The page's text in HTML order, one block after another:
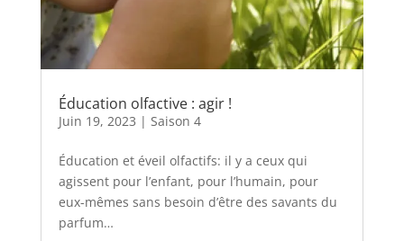
Éducation olfactive : agir !
Juin 19, 2023 | Saison 4
Éducation et éveil olfactifs: il y a ceux qui
agissent pour l’enfant, pour l’humain, pour
eux-mêmes sans besoin d’être des savants du
parfum…